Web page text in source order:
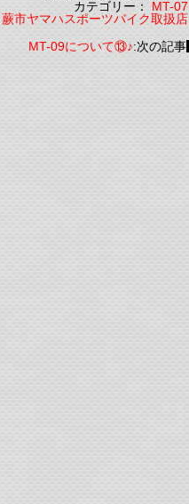
カテゴリー：MT-07
蕨市ヤマハスポーツバイク取扱店
MT-09について⑬♪:次の記事